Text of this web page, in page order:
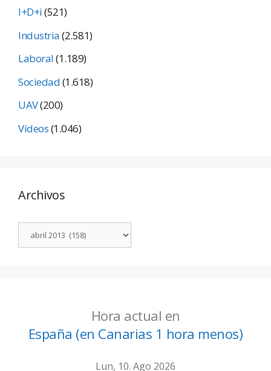
I+D+i(521)
Industria(2.581)
Laboral(1.189)
Sociedad(1.618)
UAV(200)
Vídeos(1.046)
Archivos
Hora actual en
España (en Canarias 1 hora menos)